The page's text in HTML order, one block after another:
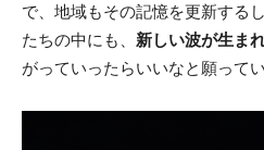
で、地域もその記憶を更新する
たちの中にも、 新しい波が生まれ
がっていったらいいなと願ってい